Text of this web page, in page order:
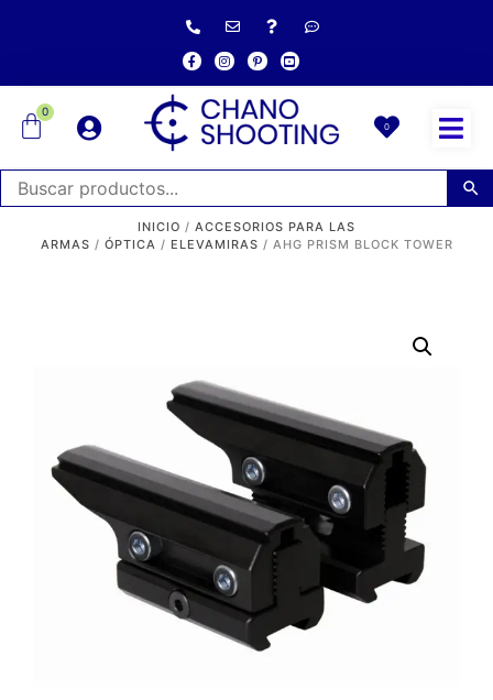
0
0
INICIO / ACCESORIOS PARA LAS
ARMAS / ÓPTICA / ELEVAMIRAS / AHG PRISM BLOCK TOWER